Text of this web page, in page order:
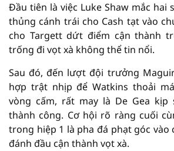
Đầu tiên là việc Luke Shaw mắc hai
thủng cánh trái cho Cash tạt vào
cho Targett dứt điểm cận thành
trống đi vọt xà không thể tin nổi.
Sau đó, đến lượt đội trưởng
hợp trật nhịp để Watkins thoải
vòng cấm, rất may là De Gea kịp
thành công. Cơ hội rõ ràng cuối
trong hiệp 1 là pha đá phạt góc vào
đánh đầu cận thành vọt xà.